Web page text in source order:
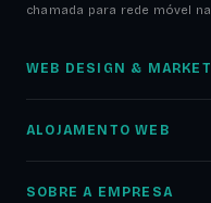
chamada para rede móvel
WEB DESIGN &
ALOJAMENTO WEB
SOBRE A EMPRESA